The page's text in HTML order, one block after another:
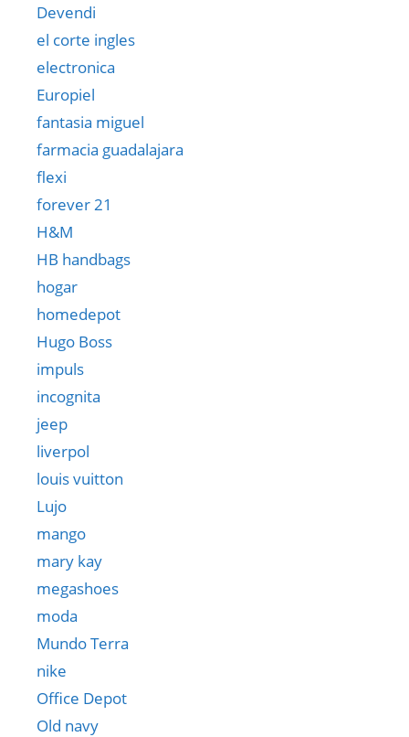
Devendi
el corte ingles
electronica
Europiel
fantasia miguel
farmacia guadalajara
flexi
forever 21
H&M
HB handbags
hogar
homedepot
Hugo Boss
impuls
incognita
jeep
liverpol
louis vuitton
Lujo
mango
mary kay
megashoes
moda
Mundo Terra
nike
Office Depot
Old navy